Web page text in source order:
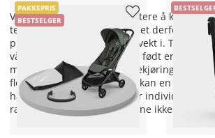
Videre føles vogner også lettere å kjøre når
teste ekte kjørefølelse kan det derfor være
prøvekjøre vognen med litt vekt i. Ta med
vår eller, hvis barnet ikke er født ennå, lån
med realistisk vekt for prøvekjøring av
flere som skal kjøre vognen kan en vogn
håndtak være en god idé for individuell
raskt tempo for å se at føttene ikke sparker
PAKKEPRIS
BESTSELGER